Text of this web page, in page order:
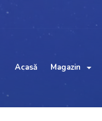
Acasă Magazin